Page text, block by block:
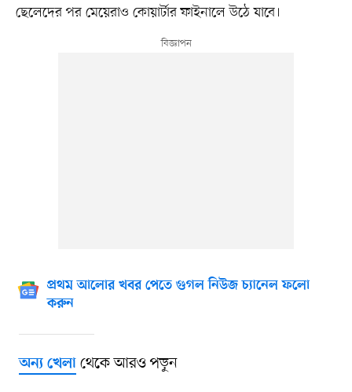
ছেলেদের পর মেয়েরাও কোয়ার্টার ফাইনালে উঠে যাবে।
প্রথম আলোর খবর পেতে গুগল নিউজ চ্যানেল ফলো
করুন
অন্য খেলাথেকে আরও পড়ুন